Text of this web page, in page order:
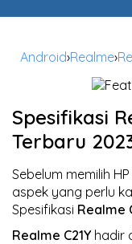
Android›Realme›
Spesifikasi
Terbaru
Sebelum memilih HP
aspek yang perlu
Spesifikasi Realme
Realme C21Y hadir